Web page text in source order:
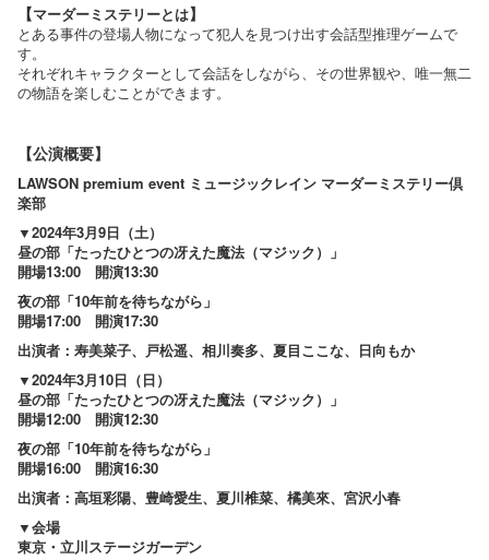
【マーダーミステリーとは​】
とある事件の登場人物になって犯人を見つけ出す会話型推理ゲームで
す。
それぞれキャラクターとして会話をしながら、その世界観や、唯一無二
の物語を楽しむことができます。
【公演概要】
LAWSON premium event ミュージックレイン マーダーミステリー倶
楽部
▼2024年3月9日（土）
昼の部「たったひとつの冴えた魔法（マジック）」
開場13:00 開演13:30
夜の部「10年前を待ちながら」
開場17:00 開演17:30
出演者：寿美菜子、戸松遥、相川奏多、夏目ここな、日向もか
▼2024年3月10日（日）
昼の部「たったひとつの冴えた魔法（マジック）」
開場12:00 開演12:30
夜の部「10年前を待ちながら」
開場16:00 開演16:30
出演者：高垣彩陽、豊崎愛生、夏川椎菜、橘美來、宮沢小春
▼会場
東京・立川ステージガーデン